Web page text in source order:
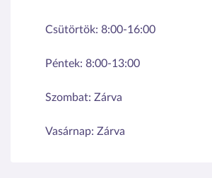
Csütörtök: 8:00-16:00
Péntek: 8:00-13:00
Szombat: Zárva
Vasárnap: Zárva